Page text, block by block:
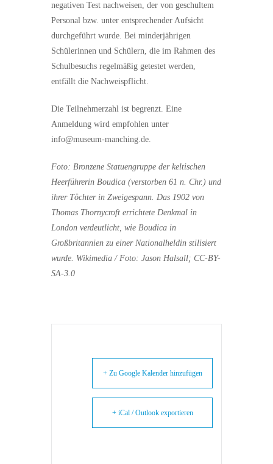
negativen Test nachweisen, der von geschultem
Personal bzw. unter entsprechender Aufsicht
durchgeführt wurde. Bei minderjährigen
Schülerinnen und Schülern, die im Rahmen des
Schulbesuchs regelmäßig getestet werden,
entfällt die Nachweispflicht.
Die Teilnehmerzahl ist begrenzt. Eine
Anmeldung wird empfohlen unter
info@museum-manching.de.
Foto: Bronzene Statuengruppe der keltischen
Heerführerin Boudica (verstorben 61 n. Chr.) und
ihrer Töchter in Zweigespann. Das 1902 von
Thomas Thornycroft errichtete Denkmal in
London verdeutlicht, wie Boudica in
Großbritannien zu einer Nationalheldin stilisiert
wurde. Wikimedia / Foto: Jason Halsall; CC-BY-
SA-3.0
+ Zu Google Kalender hinzufügen
+ iCal / Outlook exportieren